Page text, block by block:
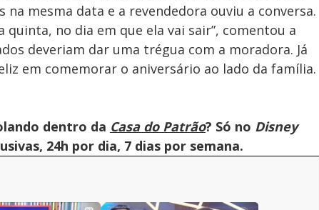
mesma data e a revendedora ouviu a conversa.
quinta, no dia em que ela vai sair”, comentou a
deveriam dar uma trégua com a moradora. Já
em comemorar o aniversário ao lado da família.
dentro da Casa do Patrão? Só no Disney
24h por dia, 7 dias por semana.